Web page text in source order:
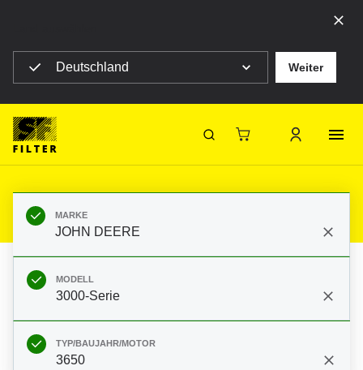
Deutschland Weiter
SF-Filter
Filter für JOHN DEERE 3000-Serie
3650
MARKE
JOHN DEERE
MODELL
3000-Serie
TYP/BAUJAHR/MOTOR
3650